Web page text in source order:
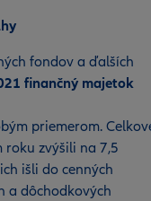
fondov a ďalších
finančný majetok
priemerom.
roku zvýšili na 7,5
išli do cenných
a dôchodkových